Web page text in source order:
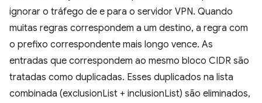
ignorar o tráfego de e para o servidor VPN. Quando
muitas regras correspondem a um destino, a regra com
o prefixo correspondente mais longo vence. As
entradas que correspondem ao mesmo bloco CIDR são
tratadas como duplicadas. Esses duplicados na lista
combinada (exclusionList + inclusionList) são eliminados,